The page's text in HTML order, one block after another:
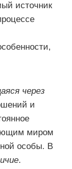
источник
через
и
миром
особы. В
.